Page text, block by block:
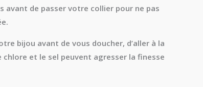
avant de passer votre collier pour ne pas
bijou avant de vous doucher, d’aller à la
chlore et le sel peuvent agresser la finesse